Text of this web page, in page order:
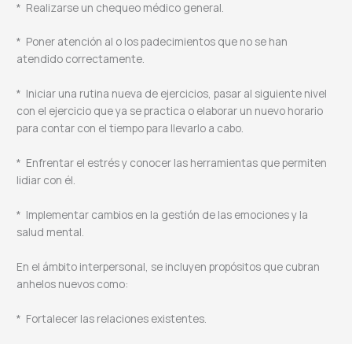
* Realizarse un chequeo médico general.
* Poner atención al o los padecimientos que no se han
atendido correctamente.
* Iniciar una rutina nueva de ejercicios, pasar al siguiente nivel
con el ejercicio que ya se practica o elaborar un nuevo horario
para contar con el tiempo para llevarlo a cabo.
* Enfrentar el estrés y conocer las herramientas que permiten
lidiar con él.
* Implementar cambios en la gestión de las emociones y la
salud mental.
En el ámbito interpersonal, se incluyen propósitos que cubran
anhelos nuevos como:
* Fortalecer las relaciones existentes.